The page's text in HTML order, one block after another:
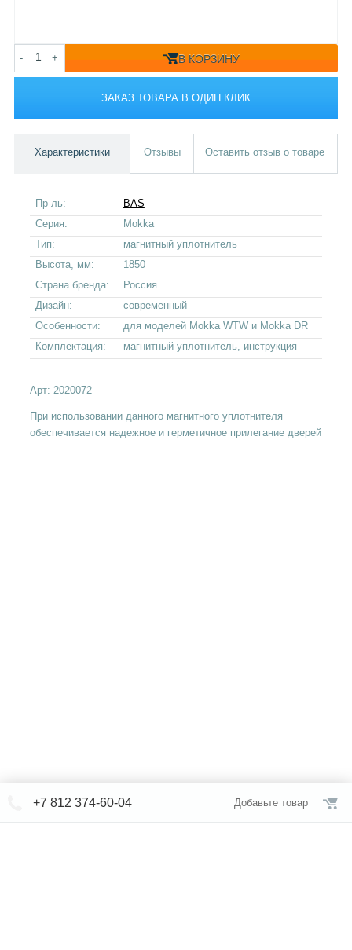
- + В КОРЗИНУ
ЗАКАЗ ТОВАРА В ОДИН КЛИК
Характеристики Отзывы Оставить отзыв о товаре
Пр-ль:
BAS
Серия:
Mokka
Тип:
магнитный уплотнитель
Высота, мм:
1850
Страна бренда:
Россия
Дизайн:
современный
Особенности:
для моделей Mokka WTW и Mokka DR
Комплектация:
магнитный уплотнитель, инструкция
Арт: 2020072
При использовании данного магнитного уплотнителя
обеспечивается надежное и герметичное прилегание дверей
+7 812 374-60-04 Добавьте товар